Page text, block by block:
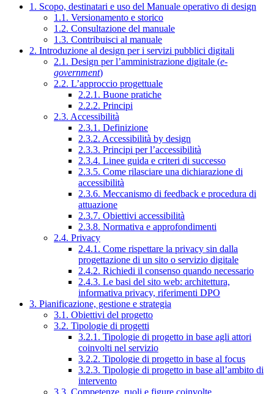
1. Scopo, destinatari e uso del Manuale operativo di design
1.1. Versionamento e storico
1.2. Consultazione del manuale
1.3. Contribuisci al manuale
2. Introduzione al design per i servizi pubblici digitali
2.1. Design per l’amministrazione digitale (e-
government)
2.2. L’approccio progettuale
2.2.1. Buone pratiche
2.2.2. Principi
2.3. Accessibilità
2.3.1. Definizione
2.3.2. Accessibilità by design
2.3.3. Principi per l’accessibilità
2.3.4. Linee guida e criteri di successo
2.3.5. Come rilasciare una dichiarazione di
accessibilità
2.3.6. Meccanismo di feedback e procedura di
attuazione
2.3.7. Obiettivi accessibilità
2.3.8. Normativa e approfondimenti
2.4. Privacy
2.4.1. Come rispettare la privacy sin dalla
progettazione di un sito o servizio digitale
2.4.2. Richiedi il consenso quando necessario
2.4.3. Le basi del sito web: architettura,
informativa privacy, riferimenti DPO
3. Pianificazione, gestione e strategia
3.1. Obiettivi del progetto
3.2. Tipologie di progetti
3.2.1. Tipologie di progetto in base agli attori
coinvolti nel servizio
3.2.2. Tipologie di progetto in base al focus
3.2.3. Tipologie di progetto in base all’ambito di
intervento
3.3. Competenze, ruoli e figure coinvolte